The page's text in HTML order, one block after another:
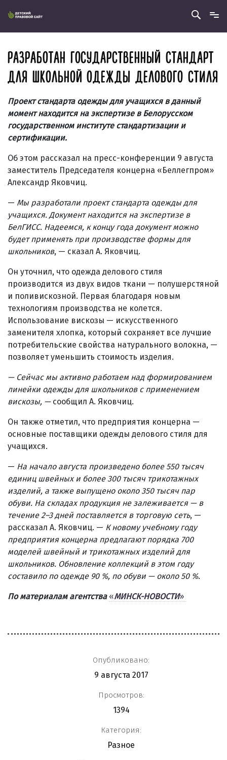
РАЗРАБОТАН ГОСУДАРСТВЕННЫЙ СТАНДАРТ
ДЛЯ ШКОЛЬНОЙ ОДЕЖДЫ ДЕЛОВОГО СТИЛЯ
Проект стандарта одежды для учащихся в данный
момент находится на экспертизе в Белорусском
государственном институте стандартизации и
сертификации.
Об этом рассказал на пресс-конференции 9 августа
заместитель Председателя концерна «Беллегпром»
Александр Яковчиц.
— Мы разработали проект стандарта одежды для
учащихся. Документ находится на экспертизе в
БелГИСС. Надеемся, к концу года документ можно
будет применять при производстве формы для
школьников, — сказал А. Яковчиц.
Он уточнил, что одежда делового стиля
производится из двух видов ткани — полушерстяной
и поливискозной. Первая благодаря новым
технологиям производства не колется.
Использование вискозы — искусственного
заменителя хлопка, который сохраняет все лучшие
потребительские свойства натурального волокна, —
позволяет уменьшить стоимость изделия.
— Сейчас мы активно работаем над формированием
линейки одежды для школьников с применением
вискозы, — сообщил А. Яковчиц.
Он также отметил, что предприятия концерна —
основные поставщики одежды делового стиля для
учащихся.
— На начало августа произведено более 550 тысяч
единиц швейных и более 300 тысяч трикотажных
изделий, а также выпущено около 350 тысяч пар
обуви. На складах продукция не залеживается — в
течение 2–3 дней поставляется в торговую сеть, —
рассказал А. Яковчиц. — К новому учебному году
предприятия концерна предлагают порядка 700
моделей швейный и трикотажных изделий для
школьников. Обновление коллекций в этом году
составило по одежде 90 %, по обуви — около 50 %.
По материалам агентства «МИНСК-НОВОСТИ»
Опубликовано:
9 августа 2017
Просмотров:
1394
Категория:
Разное